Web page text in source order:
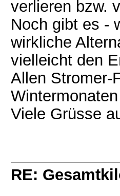
verlieren bzw.
Noch gibt es -
wirkliche
vielleicht den
Allen Stromer-
Viele Grüsse
RE: